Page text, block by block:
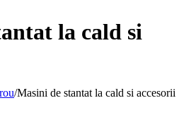
la cald si
/Masini de stantat la cald si accesorii